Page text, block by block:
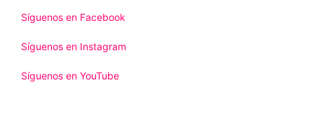
Síguenos en Facebook
Síguenos en Instagram
Síguenos en YouTube